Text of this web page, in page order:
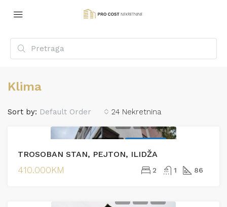
Klima
24 Nekretnina
Sort by: Default Order
TROSOBAN STAN, PEJTON, ILIDŽA
410.000KM 2 1 86